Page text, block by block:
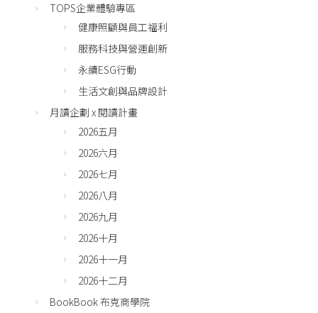
TOPS企業體驗專區
健康照顧與員工福利
服務科技與營運創新
永續ESG行動
生活文創與品牌設計
月讀企劃 x 閱讀計畫
2026五月
2026六月
2026七月
2026八月
2026九月
2026十月
2026十一月
2026十二月
BookBook 布克商學院